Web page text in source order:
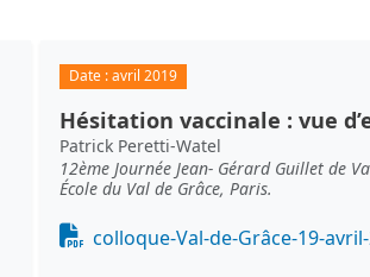
Date :avril 2019
Hésitation vaccinale : vue
Patrick Peretti-Watel
12ème Journée Jean- Gérard Guillet de
École du Val de Grâce, Paris.
Document
colloque-Val-de-Grâce-19-